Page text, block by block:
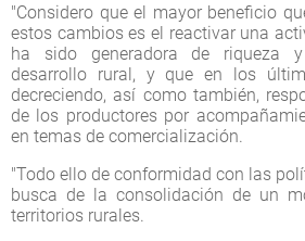
"Considero que el mayor beneficio
estos cambios es el reactivar una
ha sido generadora de riqueza
desarrollo rural, y que en los
decreciendo, así como también,
de los productores por
en temas de comercialización.
"Todo ello de conformidad con las
busca de la consolidación de un
territorios rurales.